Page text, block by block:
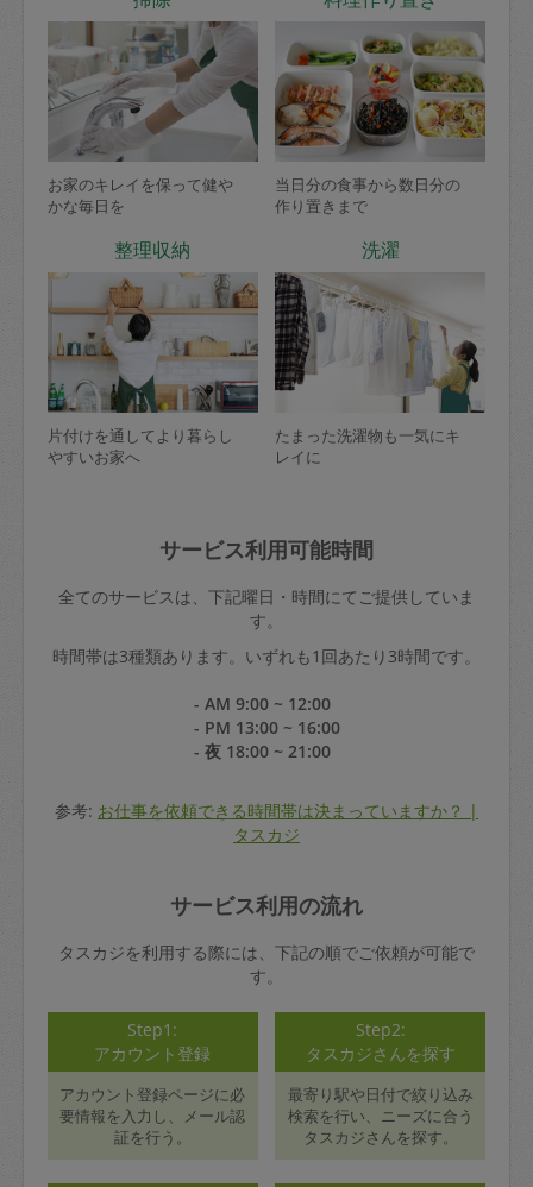
お家のキレイを保って健や
かな毎日を
当日分の食事から数日分の
作り置きまで
整理収納
片付けを通してより暮らし
やすいお家へ
洗濯
たまった洗濯物も一気にキ
レイに
サービス利用可能時間
全てのサービスは、下記曜日・時間にてご提供していま
す。
時間帯は3種類あります。いずれも1回あたり3時間です。
- AM 9:00 ~ 12:00
- PM 13:00 ~ 16:00
- 夜 18:00 ~ 21:00
参考: お仕事を依頼できる時間帯は決まっていますか？ |
タスカジ
サービス利用の流れ
タスカジを利用する際には、下記の順でご依頼が可能で
す。
Step1:
アカウント登録
アカウント登録ページに必
要情報を入力し、メール認
証を行う。
Step2:
タスカジさんを探す
最寄り駅や日付で絞り込み
検索を行い、ニーズに合う
タスカジさんを探す。